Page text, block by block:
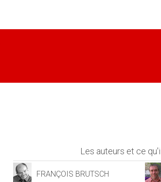
Les auteurs et ce
FRANÇOIS BRUTSCH